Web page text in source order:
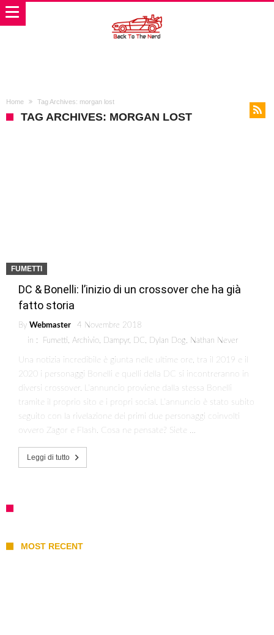
Home Tag Archives: morgan lost
TAG ARCHIVES: MORGAN LOST
FUMETTI
DC & Bonelli: l’inizio di un crossover che ha già
fatto storia
By Webmaster
4 Novembre 2018
in :
Fumetti, Archivio, Dampyr, DC, Dylan Dog, Nathan Never
Una notizia incredibile è giunta nelle ultime ore, tra il 2019 e il
2020 i personaggi Bonelli e quelli della DC si incontreranno in
diversi crossover. L’annuncio proviene dalla stessa Bonelli
tramite il proprio sito e i propri social. L’annuncio è stato subito
seguito con la rivelazione dei primi due personaggi coinvolti
ovvero Zagor e Flash. Cosa ne pensate? Siete …
Leggi di tutto
MOST RECENT